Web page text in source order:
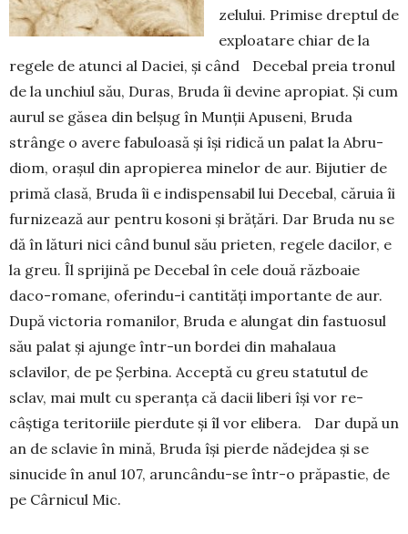
zelului. Primise dreptul de
exploatare chiar de la
regele de atunci al Daciei, și când Decebal preia tronul
de la unchiul său, Duras, Bruda îi devine apro­piat. Și cum
aurul se găsea din belșug în Munții Apu­seni, Bruda
strân­ge o avere fabuloasă și își ridică un palat la Abru­
diom, orașul din apropierea minelor de aur. Bijutier de
primă clasă, Bruda îi e indispensabil lui Decebal, căruia îi
furnizează aur pentru kosoni și brățări. Dar Bruda nu se
dă în lături nici când bunul său prieten, regele dacilor, e
la greu. Îl sprijină pe Decebal în cele două războaie
daco-ro­mane, oferindu-i cantități impor­tan­te de aur.
După victoria romanilor, Bruda e alun­gat din fas­tuosul
său palat și ajun­ge într-un bordei din ma­halaua
sclavilor, de pe Șerbina. Acceptă cu greu statutul de
sclav, mai mult cu speranța că dacii liberi își vor re­
câștiga teritoriile pierdute și îl vor elibera. Dar după un
an de sclavie în mină, Bruda își pier­de nădejdea și se
sinucide în anul 107, aruncându-se într-o prăpastie, de
pe Cârnicul Mic.